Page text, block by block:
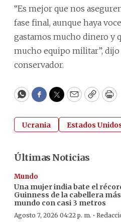
“Es mejor que nos
fase final, aunque haya
gastamos mucho dinero y
mucho equipo militar”,
conservador.
WhatsApp
Facebook
Twitter
EmailCopy
Ucrania Estados
Últimas Noticias
Mundo
Una mujer india bate el
Guinness de la cabellera
mundo con casi 3 metros
Agosto 7, 2026 04:22 p. m. ·